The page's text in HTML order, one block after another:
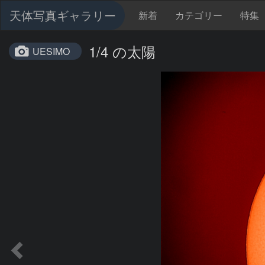
天体写真ギャラリー 新着 カテゴリー 特集
UESIMO 1/4 の太陽